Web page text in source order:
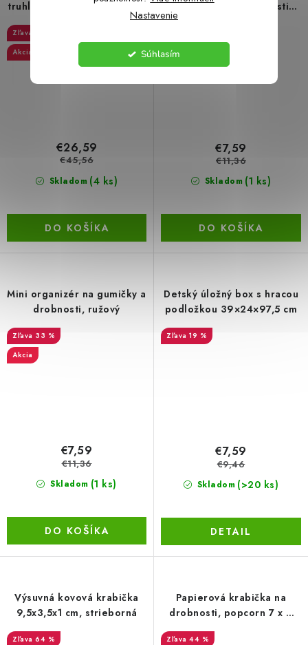
Nastavenie
Súhlasím
truhlicovej mrazničky 42,5 x
Akcia
Skladom (4 ks)
€26,59
€45,56
DO KOŠÍKA
na gumičky a drobnosti
Akcia
Skladom (1 ks)
€7,59
€11,36
DO KOŠÍKA
Mini organizér na gumičky a
drobnosti, ružový
33 %
Akcia
Skladom (1 ks)
€7,59
€11,36
DO KOŠÍKA
Detský úložný box s hracou
podložkou 39×24×97,5 cm
19 %
Skladom (>20 ks)
€7,59
€9,46
DETAIL
Výsuvná kovová krabička
9,5x3,5x1 cm, strieborná
64 %
Papierová krabička na
drobnosti, popcorn 7 x 6
44 %